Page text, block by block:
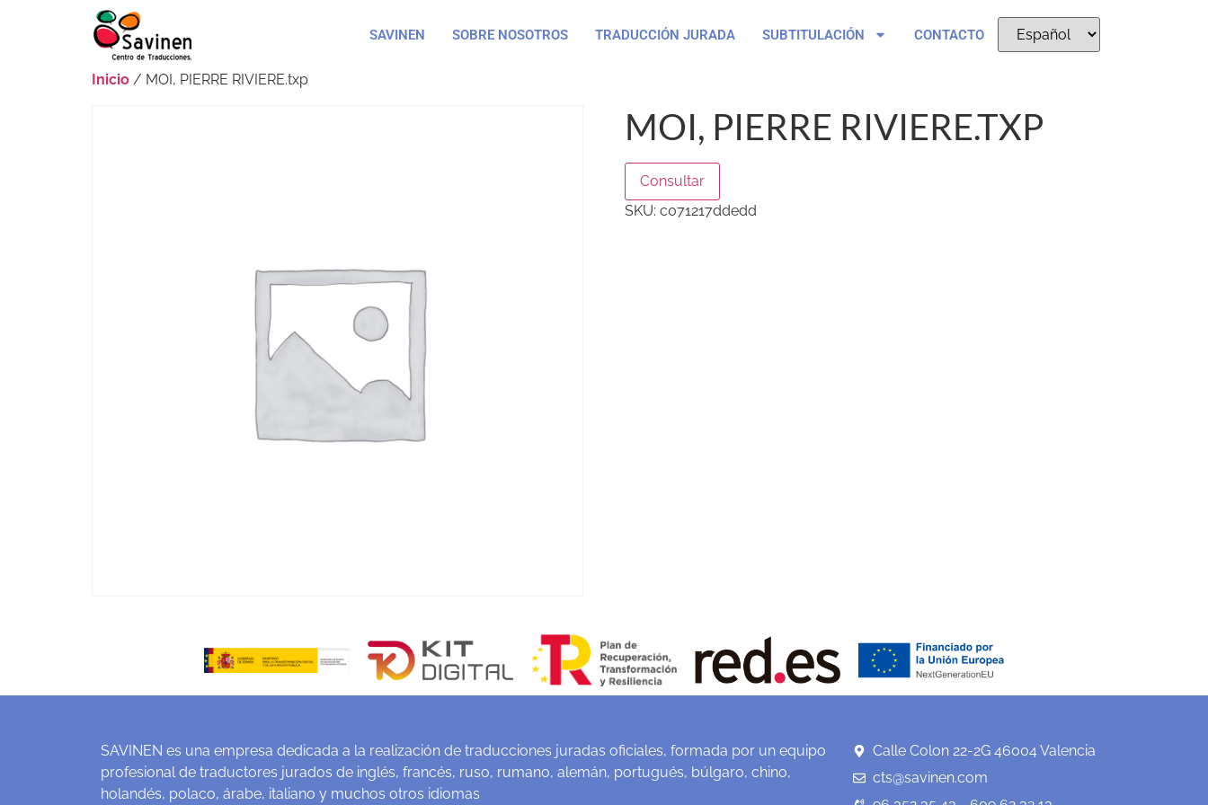
SAVINEN SOBRE NOSOTROS TRADUCCIÓN JURADA SUBTITULACIÓN CONTACTO
Inicio / MOI, PIERRE RIVIERE.txp
MOI, PIERRE RIVIERE.TXP
Consultar
SKU: c071217ddedd
SAVINEN es una empresa dedicada a la realización de traducciones juradas oficiales, formada por un equipo
profesional de traductores jurados de inglés, francés, ruso, rumano, alemán, portugués, búlgaro, chino,
holandés, polaco, árabe, italiano y muchos otros idiomas
Calle Colon 22-2G 46004 Valencia
cts@savinen.com